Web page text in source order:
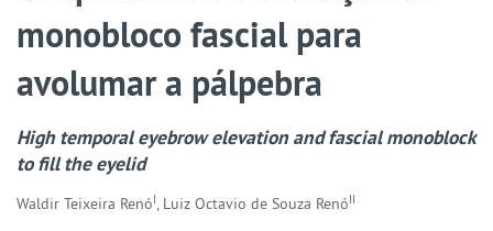
monobloco fascial para
avolumar a pálpebra
High temporal eyebrow elevation and fascial monoblock
to fill the eyelid
Waldir Teixeira RenóI, Luiz Octavio de Souza RenóII